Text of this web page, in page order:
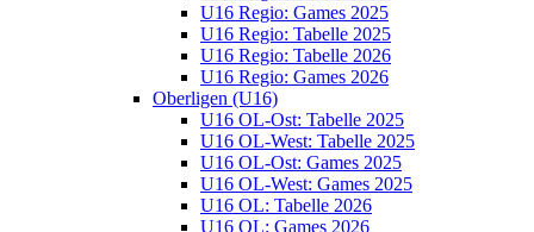
U16 Regio: Games 2025
U16 Regio: Tabelle 2025
U16 Regio: Tabelle 2026
U16 Regio: Games 2026
Oberligen (U16)
U16 OL-Ost: Tabelle 2025
U16 OL-West: Tabelle 2025
U16 OL-Ost: Games 2025
U16 OL-West: Games 2025
U16 OL: Tabelle 2026
U16 OL: Games 2026